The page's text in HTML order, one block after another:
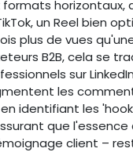
formats horizontaux,
un Reel bien
plus de vues
B2B, cela se
sur
les
identifiant les
que l'essence
client –